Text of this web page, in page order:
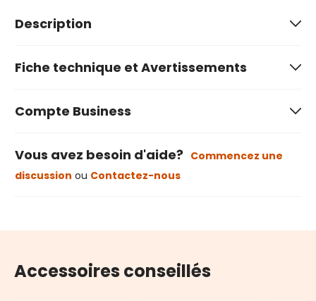
Description
Fiche technique et Avertissements
Compte Business
Vous avez besoin d'aide? Commencez une
discussion ou Contactez-nous
Accessoires conseillés